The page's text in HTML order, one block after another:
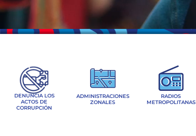
DENUNCIA LOS
ACTOS DE
CORRUPCIÓN
ADMINISTRACIONES
ZONALES
RADIOS
METROPOLITANAS